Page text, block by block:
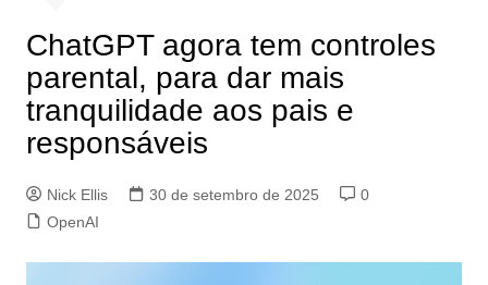
ChatGPT agora tem controles
parental, para dar mais
tranquilidade aos pais e
responsáveis
Nick Ellis 30 de setembro de 2025
0
OpenAI